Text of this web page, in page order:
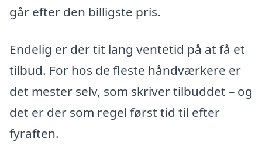
går efter den billigste pris.
Endelig er der tit lang ventetid på at få et
tilbud. For hos de fleste håndværkere er
det mester selv, som skriver tilbuddet – og
det er der som regel først tid til efter
fyraften.